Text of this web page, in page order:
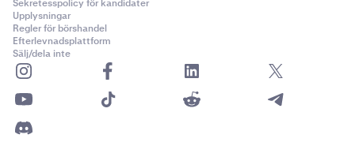
Sekretesspolicy för kandidater
Upplysningar
Regler för börshandel
Efterlevnadsplattform
Sälj/dela inte